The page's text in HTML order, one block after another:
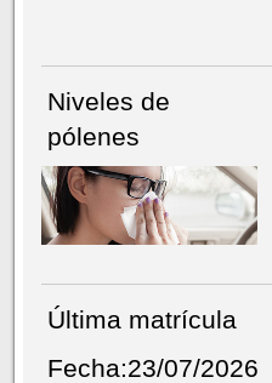
Niveles de
pólenes
Última matrícula
Fecha:23/07/2026